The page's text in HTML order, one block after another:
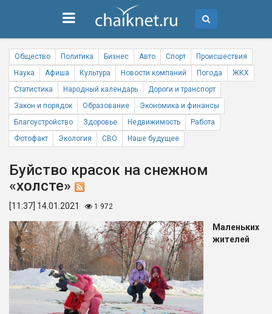
Общество Политика Бизнес Авто Спорт
Происшествия
Наука
Афиша Культура Новости компаний Погода
ЖКХ
Статистика
Народный календарь
Дороги и транспорт
Закон и порядок
Образование
Экономика и финансы
Благоустройство
Здоровье Недвижимость
Работа
Фотофакт
Экология СВО Наше будущее
Буйство красок на снежном
«холсте»
[11:37] 14.01.2021 1 972
Маленьких
жителей